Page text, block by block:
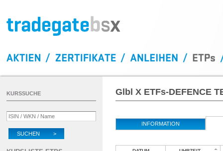
Glbl X ETFs-DEFENCE
INFORMATION
KURSSUCHE
SUCHEN >